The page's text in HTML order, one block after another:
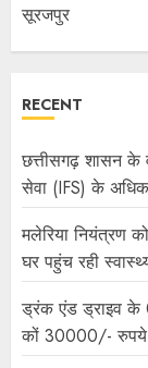
सूरजपुर
RECENT
छत्तीसगढ़ शासन के
सेवा (IFS) के
मलेरिया नियंत्रण
घर पहुंच रही
ड्रंक एंड ड्राइव के
कों 30000/- रुपये